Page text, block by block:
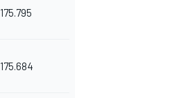
175.795
175.684